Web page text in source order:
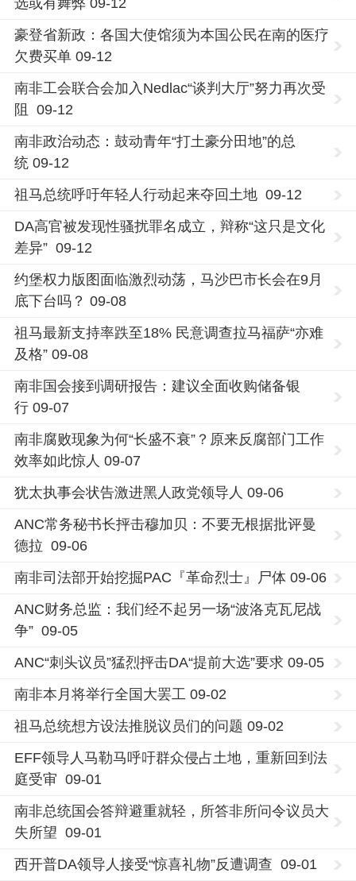
选或有舞弊 09-12
豪登省新政：各国大使馆须为本国公民在南的医疗
欠费买单 09-12
南非工会联合会加入Nedlac“谈判大厅”努力再次受
阻 09-12
南非政治动态：鼓动青年“打土豪分田地”的总
统 09-12
祖马总统呼吁年轻人行动起来夺回土地 09-12
DA高官被发现性骚扰罪名成立，辩称“这只是文化
差异” 09-12
约堡权力版图面临激烈动荡，马沙巴市长会在9月
底下台吗？ 09-08
祖马最新支持率跌至18% 民意调查拉马福萨“亦难
及格” 09-08
南非国会接到调研报告：建议全面收购储备银
行 09-07
南非腐败现象为何“长盛不衰”？原来反腐部门工作
效率如此惊人 09-07
犹太执事会状告激进黑人政党领导人 09-06
ANC常务秘书长抨击穆加贝：不要无根据批评曼
德拉 09-06
南非司法部开始挖掘PAC『革命烈士』尸体 09-06
ANC财务总监：我们经不起另一场“波洛克瓦尼战
争” 09-05
ANC“刺头议员”猛烈抨击DA“提前大选”要求 09-05
南非本月将举行全国大罢工 09-02
祖马总统想方设法推脱议员们的问题 09-02
EFF领导人马勒马呼吁群众侵占土地，重新回到法
庭受审 09-01
南非总统国会答辩避重就轻，所答非所问令议员大
失所望 09-01
西开普DA领导人接受“惊喜礼物”反遭调查 09-01